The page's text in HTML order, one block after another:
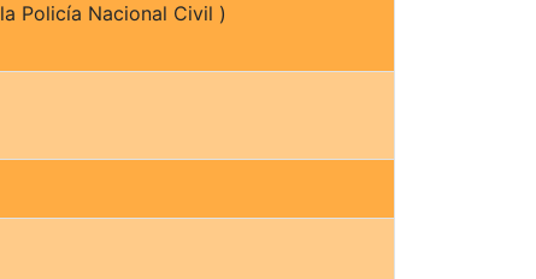
Policía Nacional Civil )